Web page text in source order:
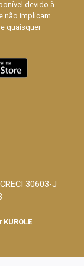
devido à
não implicam
quaisquer
30603-J
KUROLE